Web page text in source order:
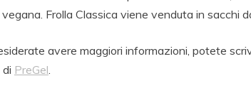
Frolla Classica viene venduta in sacchi
avere maggiori informazioni, potete
PreGel.